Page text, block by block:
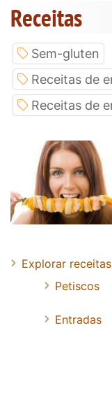
Receitas
Sem-gluten
Receitas de
Receitas de
Explorar receitas
Petiscos
Entradas